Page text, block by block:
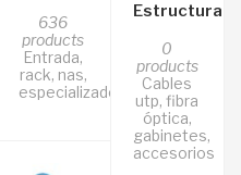
636
products
Entrada,
rack, nas,
especializados
0
products
Cables
utp, fibra
óptica,
gabinetes,
accesorios